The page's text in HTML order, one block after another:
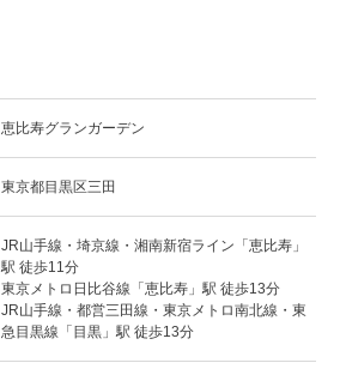
恵比寿グランガーデン
東京都目黒区三田
JR山手線・埼京線・湘南新宿ライン「恵比寿」
駅 徒歩11分
東京メトロ日比谷線「恵比寿」駅 徒歩13分
JR山手線・都営三田線・東京メトロ南北線・東
急目黒線「目黒」駅 徒歩13分